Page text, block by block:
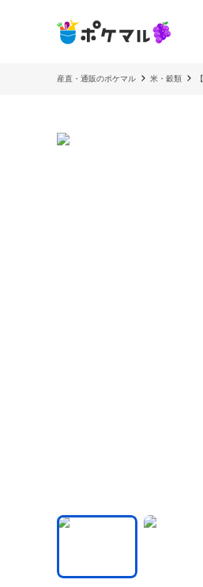
産直・通販のポケマル 米・穀類